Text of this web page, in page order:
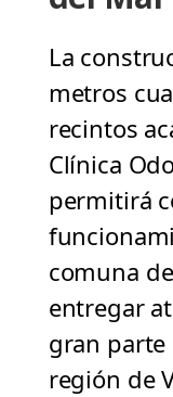
La
metros
recintos
Clínica
permitirá
comuna
entregar
gran parte
región de